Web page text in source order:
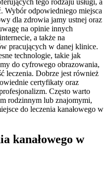
tego rodzaju usługi, a
Wybór odpowiedniego miejsca
dla zdrowia jamy ustnej oraz
na opinie innych
a także na
pracujących w danej klinice.
technologie, takie jak
do cyfrowego obrazowania,
leczenia. Dobrze jest również
certyfikaty oraz
Często warto
rodzinnym lub znajomymi,
do leczenia kanałowego w
kanałowego w